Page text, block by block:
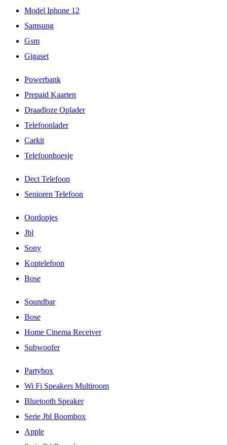
Model Iphone 12
Samsung
Gsm
Gigaset
Powerbank
Prepaid Kaarten
Draadloze Oplader
Telefoonlader
Carkit
Telefoonhoesje
Dect Telefoon
Senioren Telefoon
Oordopjes
Jbl
Sony
Koptelefoon
Bose
Soundbar
Bose
Home Cinema Receiver
Subwoofer
Partybox
Wi Fi Speakers Multiroom
Bluetooth Speaker
Serie Jbl Boombox
Apple